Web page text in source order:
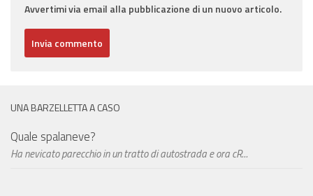
Avvertimi via email alla pubblicazione di un nuovo articolo.
UNA BARZELLETTA A CASO
Quale spalaneve?
Ha nevicato parecchio in un tratto di autostrada e ora cR...